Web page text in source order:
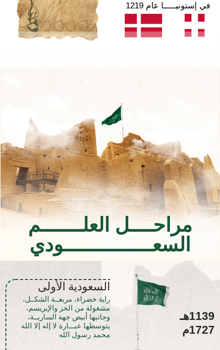
في إستونيـــــا عام 1219
مراحــــل العلـــــــم
السعـــــــــــــــودي
1139هـ
1727م
السعودية الأولى
راية خضراء، مربعــة الشكــل،
مشغولة من الخز والإبريسم،
وجانبها أبيض جهة الساريــة،
يتوسطها عبـــارة لا إله إلا الله
محمد رسول الله